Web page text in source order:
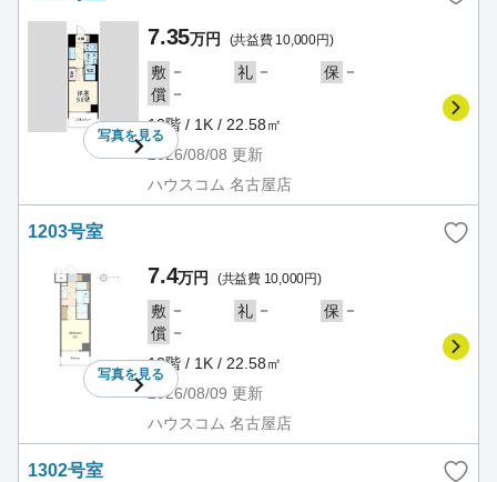
写真を見る
7.35万円 (共益費 10,000円)
敷 － 礼 － 保 －
償 －
12階 / 1K / 22.58㎡
2026/08/08 更新
ハウスコム 名古屋店
1203号室
写真を見る
7.4万円 (共益費 10,000円)
敷 － 礼 － 保 －
償 －
12階 / 1K / 22.58㎡
2026/08/09 更新
ハウスコム 名古屋店
1302号室